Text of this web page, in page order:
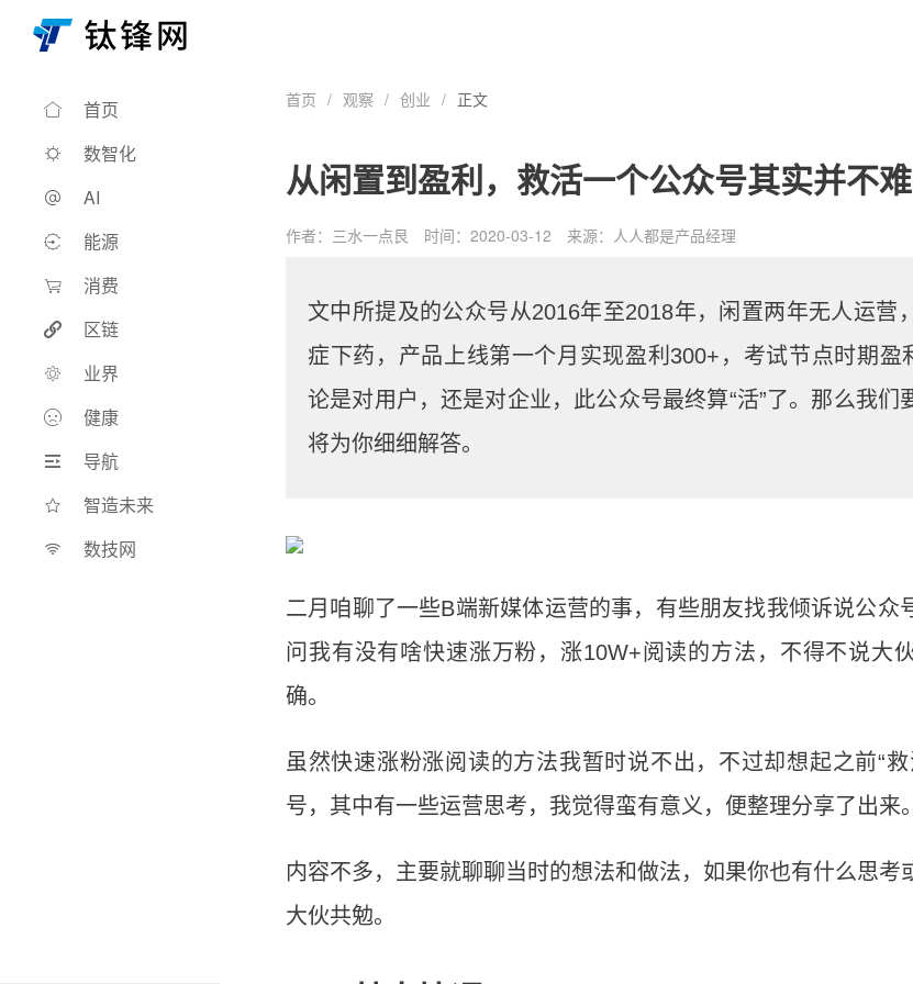
首页
数智化
AI
能源
消费
区链
业界
健康
导航
智造未来
数技网
首页 / 观察 / 创业 / 正文
从闲置到盈利，救活一个公众号其实并不难
作者：三水一点艮 时间：2020-03-12 来源： 人人都是产品经理
文中所提及的公众号从2016年至2018年，闲置两年无人运营
症下药，产品上线第一个月实现盈利300+，考试节点时期盈
论是对用户，还是对企业，此公众号最终算“活”了。那么我们
将为你细细解答。
二月咱聊了一些B端新媒体运营的事，有些朋友找我倾诉说公众
问我有没有啥快速涨万粉，涨10W+阅读的方法，不得不说大
确。
虽然快速涨粉涨阅读的方法我暂时说不出，不过却想起之前“
号，其中有一些运营思考，我觉得蛮有意义，便整理分享了出来。
内容不多，主要就聊聊当时的想法和做法，如果你也有什么思考
大伙共勉。